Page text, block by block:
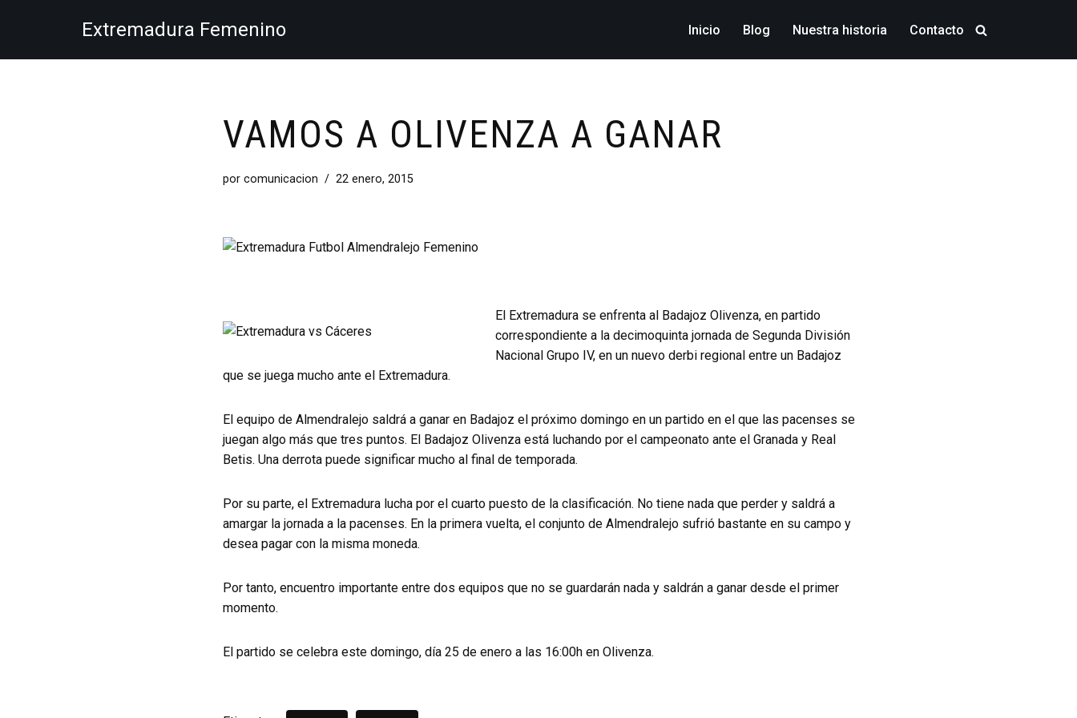
al
Extremadura Femenino Inicio Blog Nuestra historia Contacto
VAMOS A OLIVENZA A GANAR
por comunicacion 22 enero, 2015
El Extremadura se enfrenta al Badajoz Olivenza, en partido
correspondiente a la decimoquinta jornada de Segunda División
Nacional Grupo IV, en un nuevo derbi regional entre un Badajoz
que se juega mucho ante el Extremadura.
El equipo de Almendralejo saldrá a ganar en Badajoz el próximo domingo en un partido en el que las pacenses se
juegan algo más que tres puntos. El Badajoz Olivenza está luchando por el campeonato ante el Granada y Real
Betis. Una derrota puede significar mucho al final de temporada.
Por su parte, el Extremadura lucha por el cuarto puesto de la clasificación. No tiene nada que perder y saldrá a
amargar la jornada a la pacenses. En la primera vuelta, el conjunto de Almendralejo sufrió bastante en su campo y
desea pagar con la misma moneda.
Por tanto, encuentro importante entre dos equipos que no se guardarán nada y saldrán a ganar desde el primer
momento.
El partido se celebra este domingo, día 25 de enero a las 16:00h en Olivenza.